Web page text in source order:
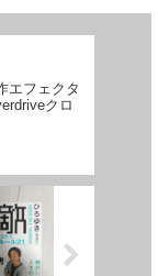
エフェクタ
クロ